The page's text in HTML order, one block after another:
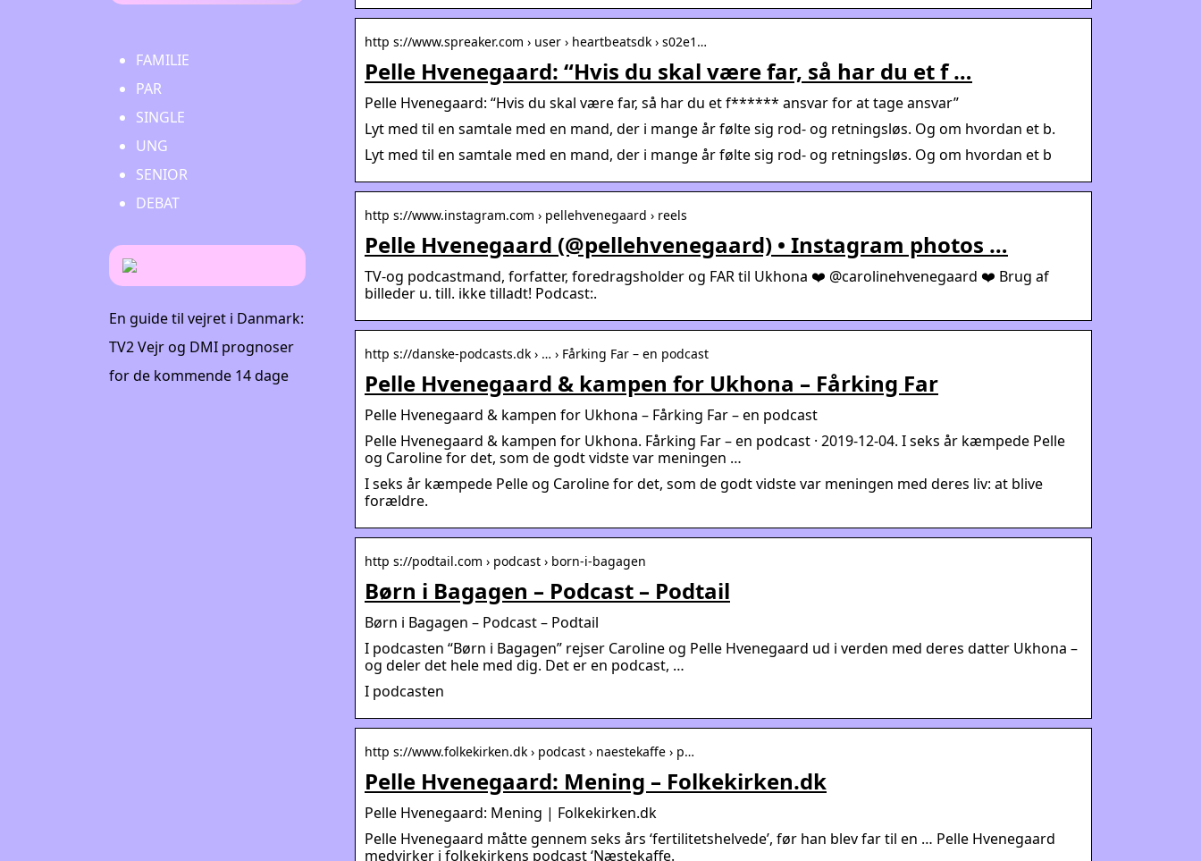
http s://www.spreaker.com › user › heartbeatsdk › s02e1…
Pelle Hvenegaard: “Hvis du skal være far, så har du et f …
Pelle Hvenegaard: “Hvis du skal være far, så har du et f****** ansvar for at tage ansvar”
Lyt med til en samtale med en mand, der i mange år følte sig rod- og retningsløs. Og om hvordan et b.
Lyt med til en samtale med en mand, der i mange år følte sig rod- og retningsløs. Og om hvordan et b
http s://www.instagram.com › pellehvenegaard › reels
Pelle Hvenegaard (@pellehvenegaard) • Instagram photos …
TV-og podcastmand, forfatter, foredragsholder og FAR til Ukhona ❤️ @carolinehvenegaard ❤️ Brug af
billeder u. till. ikke tilladt! Podcast:.
http s://danske-podcasts.dk › … › Fårking Far – en podcast
Pelle Hvenegaard & kampen for Ukhona – Fårking Far
Pelle Hvenegaard & kampen for Ukhona – Fårking Far – en podcast
Pelle Hvenegaard & kampen for Ukhona. Fårking Far – en podcast · 2019-12-04. I seks år kæmpede Pelle
og Caroline for det, som de godt vidste var meningen …
I seks år kæmpede Pelle og Caroline for det, som de godt vidste var meningen med deres liv: at blive
forældre.
http s://podtail.com › podcast › born-i-bagagen
Børn i Bagagen – Podcast – Podtail
Børn i Bagagen – Podcast – Podtail
I podcasten “Børn i Bagagen” rejser Caroline og Pelle Hvenegaard ud i verden med deres datter Ukhona –
og deler det hele med dig. Det er en podcast, …
I podcasten
http s://www.folkekirken.dk › podcast › naestekaffe › p…
Pelle Hvenegaard: Mening – Folkekirken.dk
Pelle Hvenegaard: Mening | Folkekirken.dk
Pelle Hvenegaard måtte gennem seks års ‘fertilitetshelvede’, før han blev far til en … Pelle Hvenegaard
medvirker i folkekirkens podcast ‘Næstekaffe.
FAMILIE
PAR
SINGLE
UNG
SENIOR
DEBAT
En guide til vejret i Danmark:
TV2 Vejr og DMI prognoser
for de kommende 14 dage